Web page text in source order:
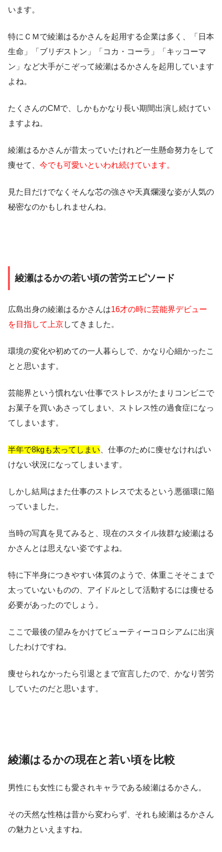
います。
特にＣＭで綾瀬はるかさんを起用する企業は多く、「日本
生命」「ブリヂストン」「コカ・コーラ」「キッコーマ
ン」など大手がこぞって綾瀬はるかさんを起用しています
よね。
たくさんのCMで、しかもかなり長い期間出演し続けてい
ますよね。
綾瀬はるかさんが昔太っていたけれど一生懸命努力をして
痩せて、 今でも可愛いといわれ続けています。
見た目だけでなくそんな芯の強さや天真爛漫な姿が人気の
秘密なのかもしれませんね。
綾瀬はるかの若い頃の苦労エピソード
広島出身の綾瀬はるかさんは16才の時に芸能界デビュー
を目指して上京してきました。
環境の変化や初めての一人暮らしで、かなり心細かったこ
とと思います。
芸能界という慣れない仕事でストレスがたまりコンビニで
お菓子を買いあさってしまい、ストレス性の過食症になっ
てしまいます。
半年で8kgも太ってしまい 、仕事のために痩せなければい
けない状況になってしまいます。
しかし結局はまた仕事のストレスで太るという悪循環に陥
っていました。
当時の写真を見てみると、現在のスタイル抜群な綾瀬はる
かさんとは思えない姿ですよね。
特に下半身につきやすい体質のようで、体重こそそこまで
太っていないものの、アイドルとして活動するには痩せる
必要があったのでしょう。
ここで最後の望みをかけて ビューティーコロシアムに出演
したわけですね。
痩せられなかったら引退とまで宣言したので、かなり苦労
していたのだと思います。
綾瀬はるかの現在と若い頃を比較
男性にも女性にも愛されキャラである綾瀬はるかさん。
その天然な性格は昔から変わらず、それも綾瀬はるかさん
の魅力といえますね。